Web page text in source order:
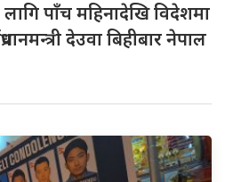
लागि पाँच महिनादेखि विदेशमा
देउवा बिहीबार नेपाल